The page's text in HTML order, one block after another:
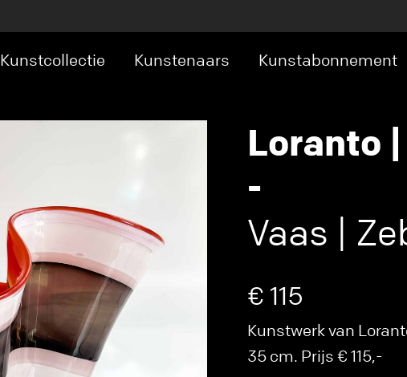
Kunstcollectie Kunstenaars Kunstabonnement
Loranto
-
Vaas |
€ 115
Kunstwerk van
35 cm. Prijs € 115,-